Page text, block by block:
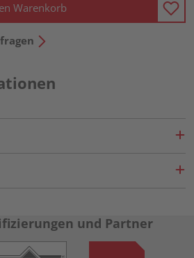
Warenkorb
und Partner